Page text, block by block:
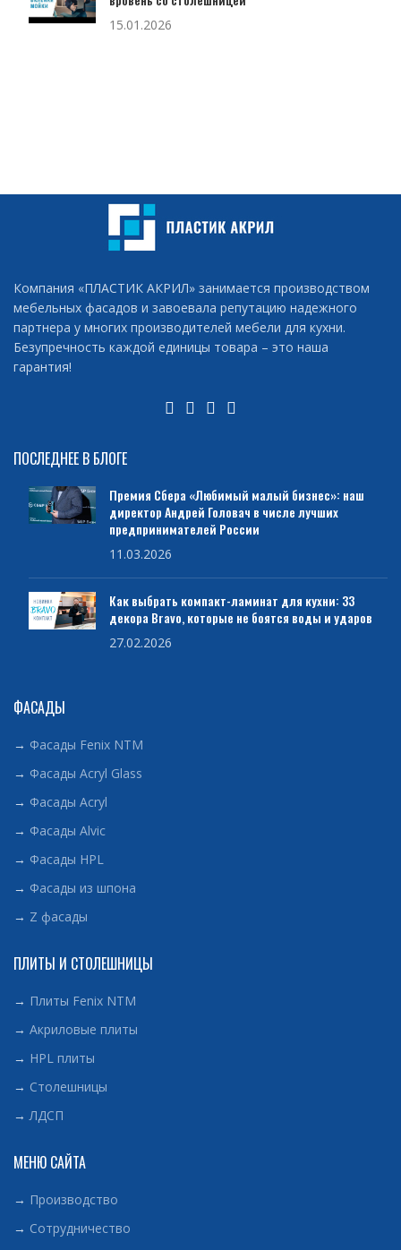
15.01.2026
Компания «ПЛАСТИК АКРИЛ» занимается производством
мебельных фасадов и завоевала репутацию надежного
партнера у многих производителей мебели для кухни.
Безупречность каждой единицы товара – это наша
гарантия!
ПОСЛЕДНЕЕ В БЛОГЕ
Премия Сбера «Любимый малый бизнес»: наш
директор Андрей Головач в числе лучших
предпринимателей России
11.03.2026
Как выбрать компакт-ламинат для кухни: 33
декора Bravo, которые не боятся воды и ударов
27.02.2026
ФАСАДЫ
→ Фасады Fenix NTM
→ Фасады Acryl Glass
→ Фасады Acryl
→ Фасады Alvic
→ Фасады HPL
→ Фасады из шпона
→ Z фасады
ПЛИТЫ И СТОЛЕШНИЦЫ
→ Плиты Fenix NTM
→ Акриловые плиты
→ HPL плиты
→ Столешницы
→ ЛДСП
МЕНЮ САЙТА
→ Производство
→ Сотрудничество